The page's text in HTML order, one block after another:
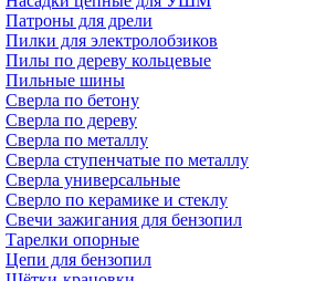
Патроны для дрели
Пилки для электролобзиков
Пилы по дереву кольцевые
Пильные шины
Сверла по бетону
Сверла по дереву
Сверла по металлу
Сверла ступенчатые по металлу
Сверла универсальные
Сверло по керамике и стеклу
Свечи зажигания для бензопил
Тарелки опорные
Цепи для бензопил